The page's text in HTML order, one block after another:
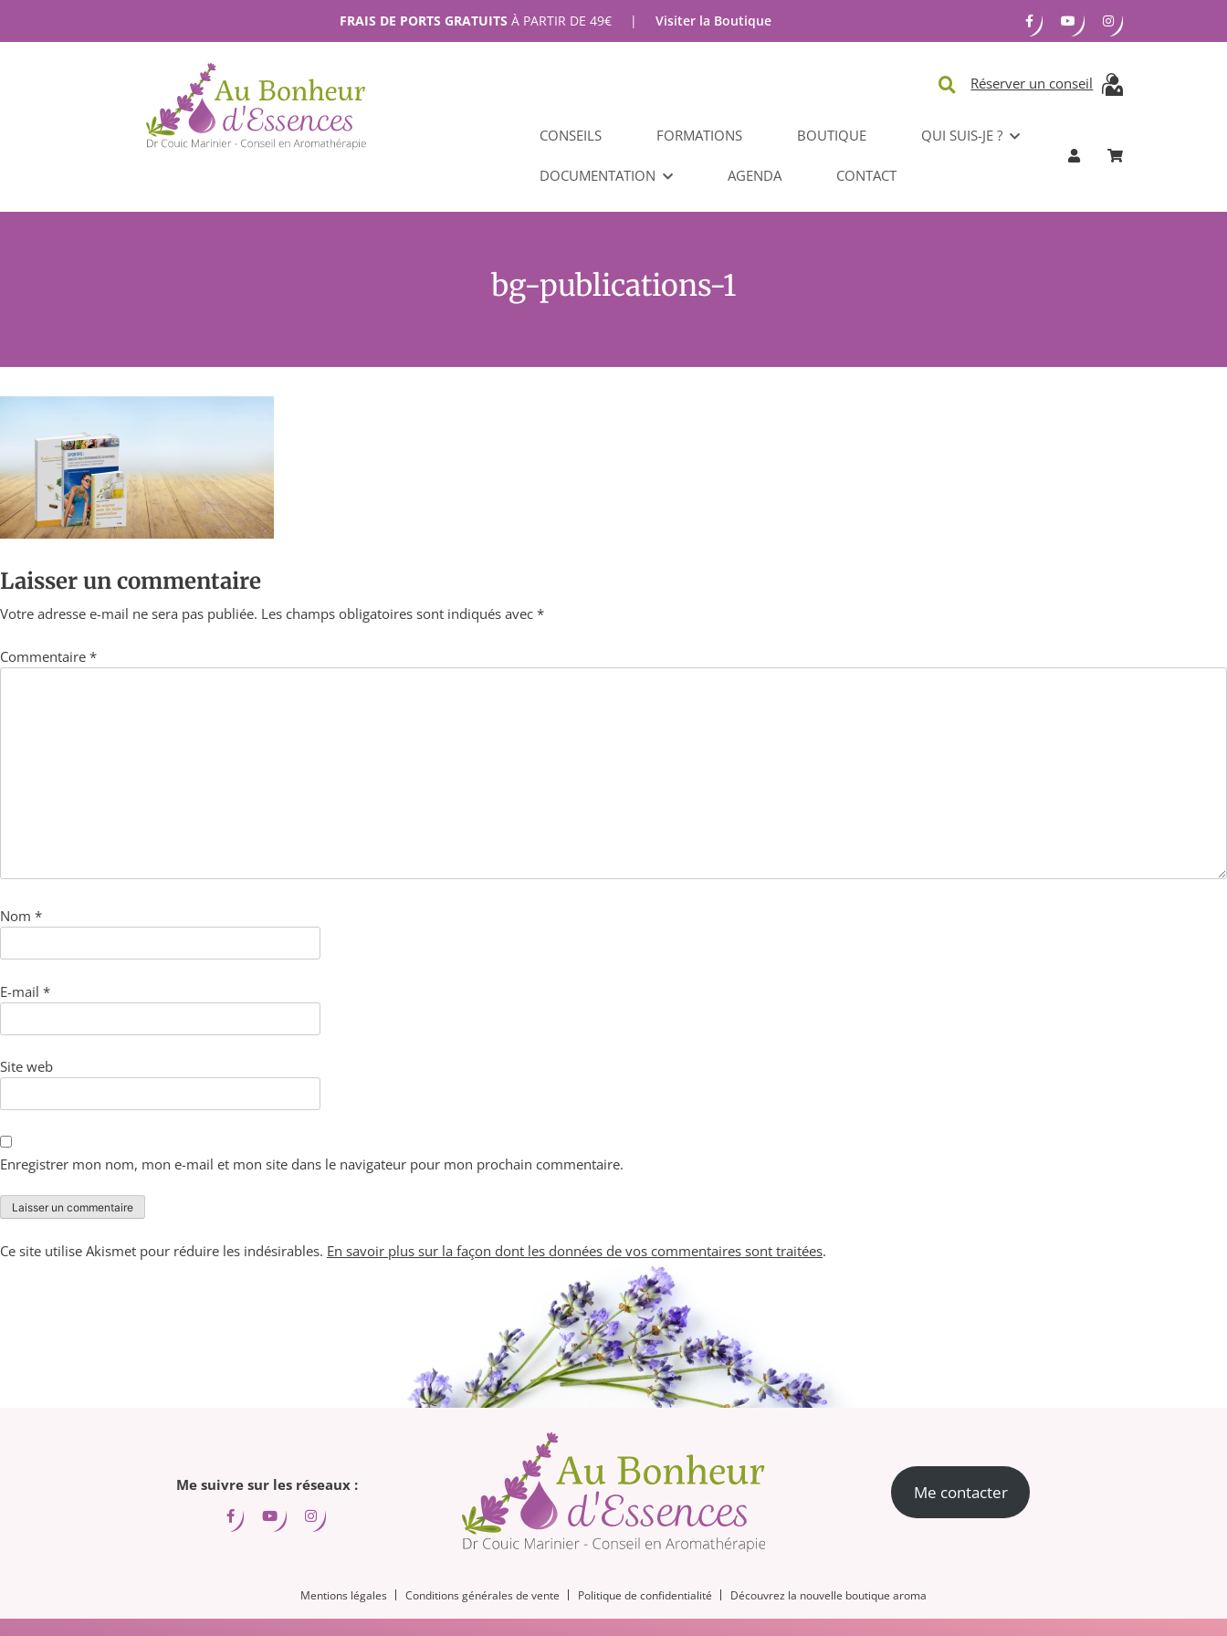
FRAIS DE PORTS GRATUITS À PARTIR DE 49€ | Visiter la Boutique
Réserver un conseil
CONSEILS FORMATIONS BOUTIQUE QUI SUIS-JE ?
DOCUMENTATION AGENDA CONTACT
bg-publications-1
Laisser un commentaire
Votre adresse e-mail ne sera pas publiée. Les champs obligatoires sont indiqués avec *
Commentaire *
Nom *
E-mail *
Site web
Enregistrer mon nom, mon e-mail et mon site dans le navigateur pour mon prochain commentaire.
Ce site utilise Akismet pour réduire les indésirables. En savoir plus sur la façon dont les données de vos commentaires sont traitées.
Me suivre sur les réseaux : Me contacter
Mentions légales Conditions générales de vente Politique de confidentialité Découvrez la nouvelle boutique aroma